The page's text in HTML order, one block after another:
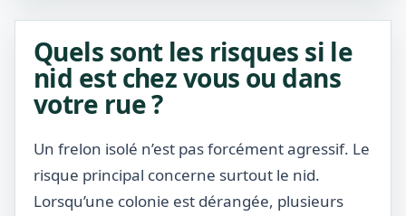
Quels sont les risques si le
nid est chez vous ou dans
votre rue ?
Un frelon isolé n’est pas forcément agressif. Le
risque principal concerne surtout le nid.
Lorsqu’une colonie est dérangée, plusieurs